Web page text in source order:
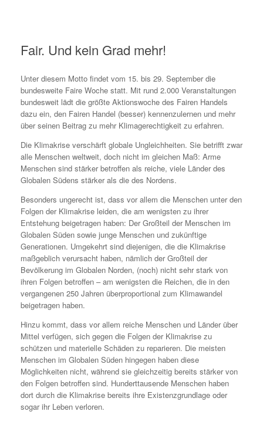
Fair. Und kein Grad mehr!
Unter diesem Motto findet vom 15. bis 29. September die
bundesweite Faire Woche statt. Mit rund 2.000 Veranstaltungen
bundesweit lädt die größte Aktionswoche des Fairen Handels
dazu ein, den Fairen Handel (besser) kennenzulernen und mehr
über seinen Beitrag zu mehr Klimagerechtigkeit zu erfahren.
Die Klimakrise verschärft globale Ungleichheiten. Sie betrifft zwar
alle Menschen weltweit, doch nicht im gleichen Maß: Arme
Menschen sind stärker betroffen als reiche, viele Länder des
Globalen Südens stärker als die des Nordens.
Besonders ungerecht ist, dass vor allem die Menschen unter den
Folgen der Klimakrise leiden, die am wenigsten zu ihrer
Entstehung beigetragen haben: Der Großteil der Menschen im
Globalen Süden sowie junge Menschen und zukünftige
Generationen. Umgekehrt sind diejenigen, die die Klimakrise
maßgeblich verursacht haben, nämlich der Großteil der
Bevölkerung im Globalen Norden, (noch) nicht sehr stark von
ihren Folgen betroffen – am wenigsten die Reichen, die in den
vergangenen 250 Jahren überproportional zum Klimawandel
beigetragen haben.
Hinzu kommt, dass vor allem reiche Menschen und Länder über
Mittel verfügen, sich gegen die Folgen der Klimakrise zu
schützen und materielle Schäden zu reparieren. Die meisten
Menschen im Globalen Süden hingegen haben diese
Möglichkeiten nicht, während sie gleichzeitig bereits stärker von
den Folgen betroffen sind. Hunderttausende Menschen haben
dort durch die Klimakrise bereits ihre Existenzgrundlage oder
sogar ihr Leben verloren.